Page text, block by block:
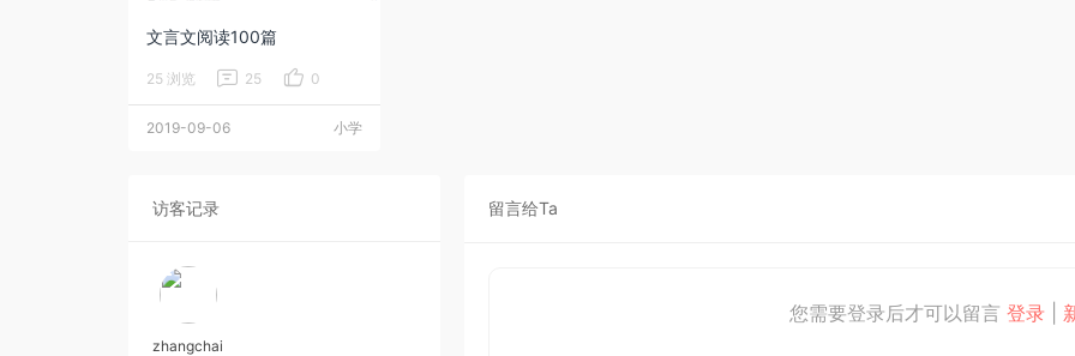
文言文阅读100篇
25 浏览 25 0
2019-09-06 小学
访客记录
zhangchai
留言给Ta
您需要登录后才可以留言 登录